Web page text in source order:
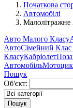
Початкова
Автомобілі
Малолітражне
Авто Малого Класу
АвтоСімейний
КласуКабріолет
Автомобіль
Пошук
Об'єкт:
Пошук